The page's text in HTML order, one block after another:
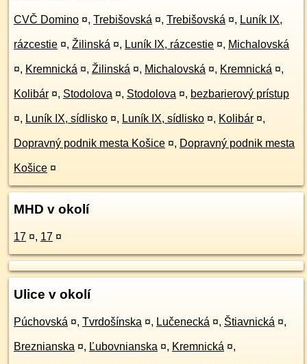
CVČ Domino ¤, Trebišovská ¤, Trebišovská ¤, Luník IX,
rázcestie ¤, Žilinská ¤, Luník IX, rázcestie ¤, Michalovská
¤, Kremnická ¤, Žilinská ¤, Michalovská ¤, Kremnická ¤,
Kolibár ¤, Stodolova ¤, Stodolova ¤, bezbarierový prístup
¤, Luník IX, sídlisko ¤, Luník IX, sídlisko ¤, Kolibár ¤,
Dopravný podnik mesta Košice ¤, Dopravný podnik mesta
Košice ¤
MHD v okolí
17 ¤, 17 ¤
Ulice v okolí
Púchovská ¤, Tvrdošínska ¤, Lučenecká ¤, Štiavnická ¤,
Breznianska ¤, Ľubovnianska ¤, Kremnická ¤,